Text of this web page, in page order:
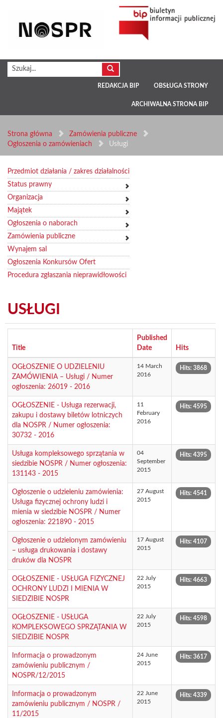
REDAKCJA BIP OBSŁUGA STRONY
ARCHIWALNA STRONA BIP
Strona główna
Zamówienia publiczne
Ogłoszenia o zamówieniach
Usługi
Przedmiot działania / zakres działalności
Status prawny
Organizacja
Majątek
Ogłoszenia o naborach
Zamówienia publiczne
Wynajem sal
Ogłoszenia Konkursów Ofert
Procedura zgłaszania nieprawidłowości
USŁUGI
Title
Published
Date
Hits
OGŁOSZENIE O UDZIELENIU
ZAMÓWIENIA – Usługi / Numer
ogłoszenia: 26019 - 2016
14 March
2016
Hits: 3868
OGŁOSZENIE - Usługa rezerwacji,
zakupu i dostawy biletów lotniczych
dla NOSPR / Numer ogłoszenia:
30732 - 2016
11
February
2016
Hits: 4595
Usługa kompleksowego sprzątania w
siedzibie NOSPR / Numer ogłoszenia:
131143 - 2015
04
September
2015
Hits: 4395
Ogłoszenie o udzieleniu zamówienia:
Usługa fizycznej ochrony ludzi i
mienia w siedzibie NOSPR / Numer
ogłoszenia: 221890 - 2015
27 August
2015
Hits: 4541
Ogłoszenie o udzielonym zamówieniu
– usługa drukowania i dostawy
druków dla NOSPR
17 August
2015
Hits: 4107
OGŁOSZENIE - USŁUGA FIZYCZNEJ
OCHRONY LUDZI I MIENIA W
SIEDZIBIE NOSPR
22 July
2015
Hits: 4663
OGŁOSZENIE - USŁUGA
KOMPLEKSOWEGO SPRZĄTANIA W
SIEDZIBIE NOSPR
22 July
2015
Hits: 4598
Informacja o prowadzonym
zamówieniu publicznym /
NOSPR/12/2015
24 June
2015
Hits: 3617
Informacja o prowadzonym
zamówieniu publicznym / NOSPR /
11/2015
22 June
2015
Hits: 4339